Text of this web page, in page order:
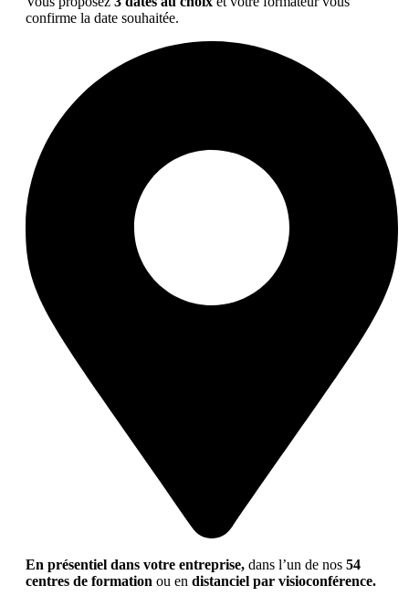
confirme la date souhaitée.
En présentiel dans votre entreprise, dans l’un de nos 54
centres de formation ou en distanciel par visioconférence.